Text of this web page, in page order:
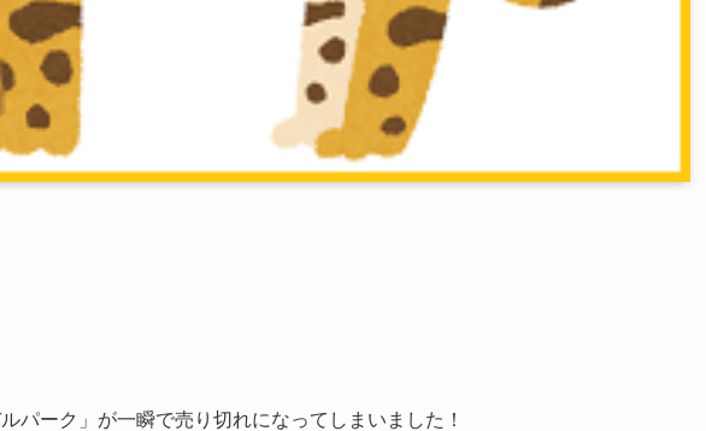
パーク」が一瞬で売り切れになってしまいました！